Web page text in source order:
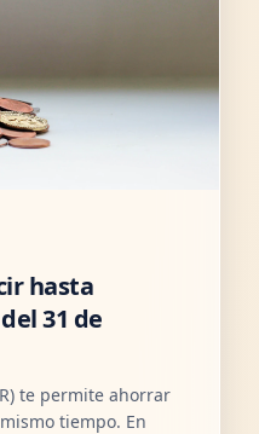
hasta
31 de
te permite ahorrar
tiempo. En